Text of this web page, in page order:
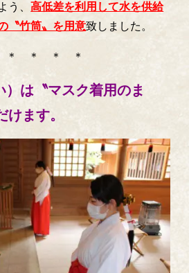
う、高低差を利用して水を供給
〝竹筒〟を用意致しました。
＊ ＊ ＊ ＊
は〝マスク着用のま
けます。